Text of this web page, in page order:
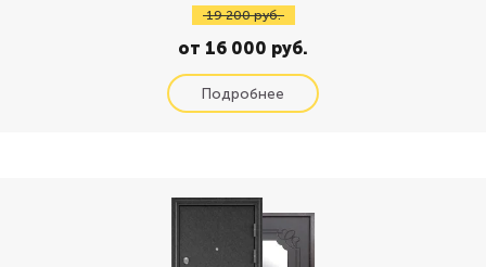
19 200 руб.
от 16 000 руб.